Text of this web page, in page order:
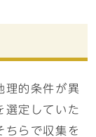
理的条件が異
選定していた
ちらで収集を